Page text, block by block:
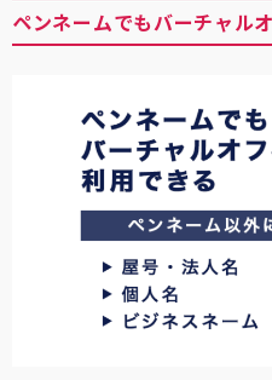
ペンネームでもバーチャル